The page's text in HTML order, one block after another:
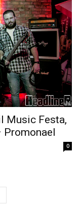
Music Festa,
Promonael
0